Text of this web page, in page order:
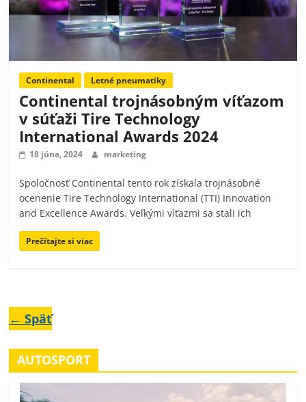
Continental Letné pneumatiky
Continental trojnásobným víťazom
v súťaži Tire Technology
International Awards 2024
18 júna, 2024 marketing
Spoločnosť Continental tento rok získala trojnásobné
ocenenie Tire Technology International (TTI) Innovation
and Excellence Awards. Veľkými víťazmi sa stali ich
Prečítajte si viac
← Späť
AUTOSPORT